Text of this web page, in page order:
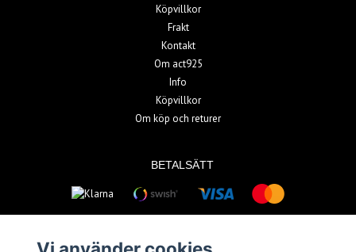
Köpvillkor
Frakt
Kontakt
Om act925
Info
Köpvillkor
Om köp och returer
BETALSÄTT